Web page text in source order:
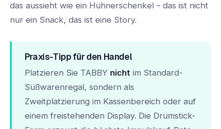
das aussieht wie ein Hühnerschenkel – das ist nicht
nur ein Snack, das ist eine Story.
Praxis-Tipp für den Handel
Platzieren Sie TABBY nicht im Standard-
Süßwarenregal, sondern als
Zweitplatzierung im Kassenbereich oder auf
einem freistehenden Display. Die Drumstick-